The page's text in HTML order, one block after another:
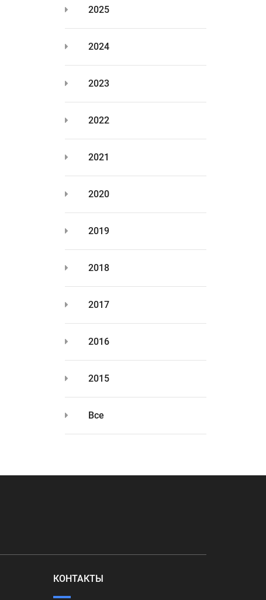
2025
2024
2023
2022
2021
2020
2019
2018
2017
2016
2015
Все
КОНТАКТЫ